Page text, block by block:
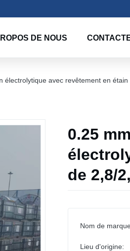
DE NOUS
électrolytique avec revêtement en
0.25
de 2,8/
Nom de
Lieu d'origine: